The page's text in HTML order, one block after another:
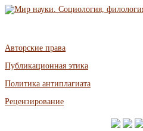
Авторские права
Публикационная этика
Политика антиплагиата
Рецензирование